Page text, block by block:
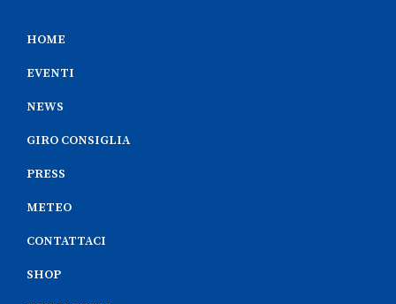
HOME
EVENTI
NEWS
GIRO CONSIGLIA
PRESS
METEO
CONTATTACI
SHOP